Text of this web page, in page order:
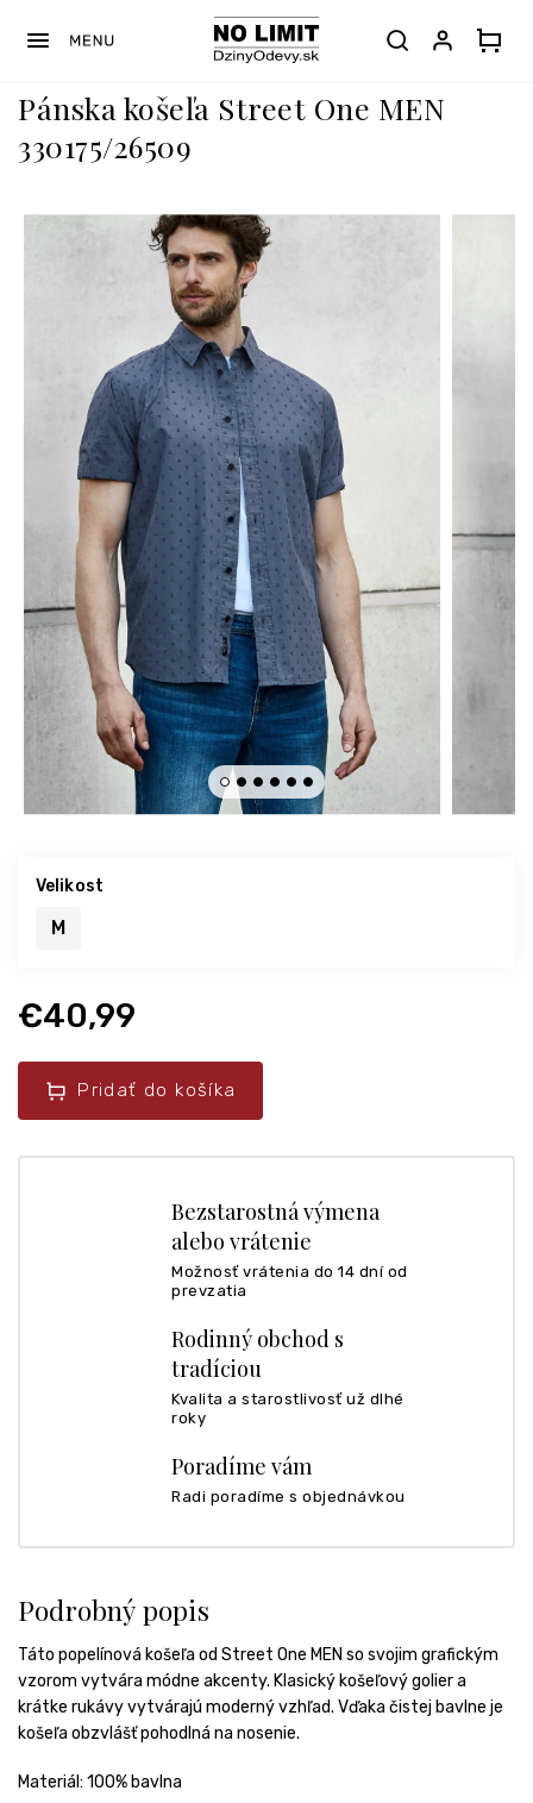
Pánska košeľa Street One MEN
330175/26509
€40,99
Pridať do košíka
Velikost
M
Bezstarostná výmena
alebo vrátenie
Možnosť vrátenia do 14 dní od
prevzatia
Rodinný obchod s
tradíciou
Kvalita a starostlivosť už dlhé
roky
Poradíme vám
Radi poradíme s objednávkou
Podrobný popis
Táto popelínová košeľa od Street One MEN so svojim grafickým
vzorom vytvára módne akcenty. Klasický košeľový golier a
krátke rukávy vytvárajú moderný vzhľad. Vďaka čistej bavlne je
košeľa obzvlášť pohodlná na nosenie.
Materiál: 100% bavlna